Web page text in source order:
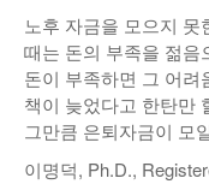
노후 자금을 모으지
때는 돈의 부족을 젊음
돈이 부족하면 그 어려
책이 늦었다고 한탄만
그만큼 은퇴자금이 모
이명덕, Ph.D.,